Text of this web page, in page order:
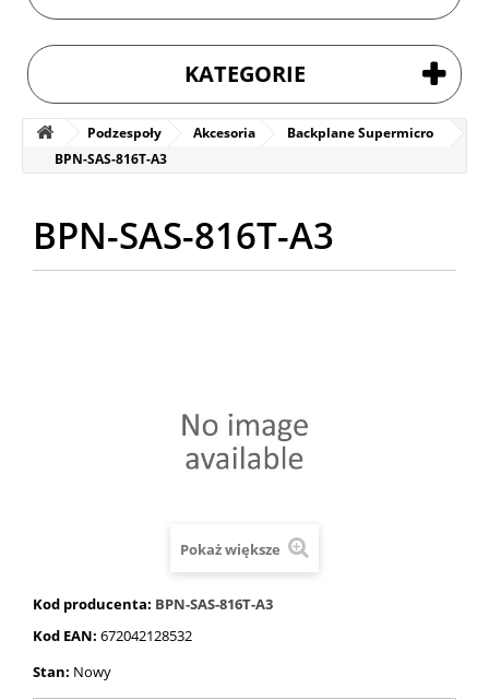
KATEGORIE
Podzespoły Akcesoria
Backplane Supermicro
BPN-SAS-816T-A3
BPN-SAS-816T-A3
Pokaż większe
Kod producenta: BPN-SAS-816T-A3
Kod EAN: 672042128532
Stan: Nowy